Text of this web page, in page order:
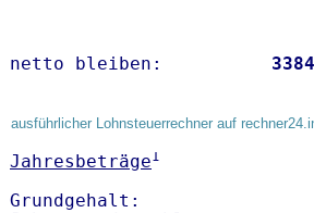
netto bleiben:
ausführlicher Lohnsteuerrechner auf
Jahresbeträge1
Grundgehalt: